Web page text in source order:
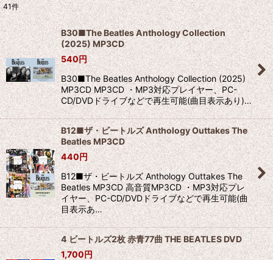
表示数:
並び順:
絞り込む
41件
B30■The Beatles Anthology Collection
(2025) MP3CD
540円
B30■The Beatles Anthology Collection (2025)
MP3CD MP3CD ・MP3対応プレイヤー、PC-
CD/DVDドライブなどで再生可能(曲目表示あり)…
B12■ザ・ビートルズ Anthology Outtakes The
Beatles MP3CD
440円
B12■ザ・ビートルズ Anthology Outtakes The
Beatles MP3CD 高音質MP3CD ・MP3対応プレ
イヤー、PC-CD/DVDドライブなどで再生可能(曲
目表示あ…
4 ビートルズ2枚 赤青77曲 THE BEATLES DVD
1,700円